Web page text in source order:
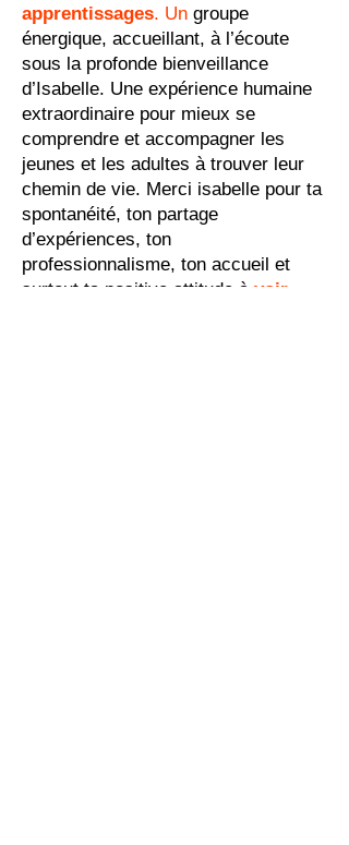
apprentissages. Un groupe
énergique, accueillant, à l’écoute
sous la profonde bienveillance
d’Isabelle. Une expérience humaine
extraordinaire pour mieux se
comprendre et accompagner les
jeunes et les adultes à trouver leur
chemin de vie. Merci isabelle pour ta
spontanéité, ton partage
d’expériences, ton
professionnalisme, ton accueil et
surtout ta positive attitude à voir